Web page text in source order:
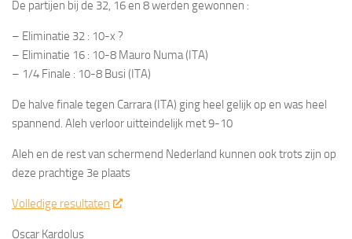
De partijen bij de 32, 16 en 8 werden gewonnen :
– Eliminatie 32 : 10-x ?
– Eliminatie 16 : 10-8 Mauro Numa (ITA)
– 1/4 Finale : 10-8 Busi (ITA)
De halve finale tegen Carrara (ITA) ging heel gelijk op en was heel
spannend. Aleh verloor uitteindelijk met 9-10
Aleh en de rest van schermend Nederland kunnen ook trots zijn op
deze prachtige 3e plaats
Volledige resultaten
Oscar Kardolus